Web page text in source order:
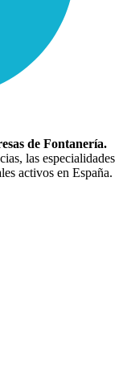
de Fontanería.
las especialidades
activos en España.